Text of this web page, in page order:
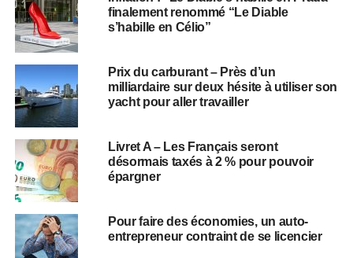
finalement renommé “Le Diable
s’habille en Célio”
Prix du carburant – Près d’un
milliardaire sur deux hésite à utiliser son
yacht pour aller travailler
Livret A – Les Français seront
désormais taxés à 2 % pour pouvoir
épargner
Pour faire des économies, un auto-
entrepreneur contraint de se licencier